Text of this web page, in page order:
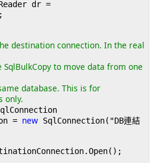
destination connection. In the real
SqlBulkCopy to move data from one
database. This is for
only.
= new SqlConnection("DB連結